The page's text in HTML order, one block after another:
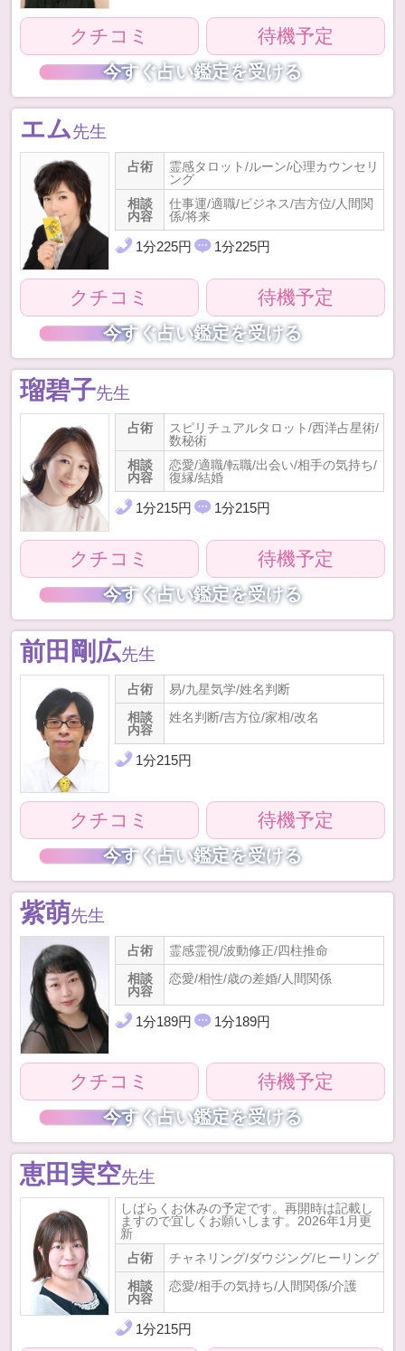
クチコミ 待機予定
今すぐ占い鑑定を受ける
エム先生
占術
霊感タロット/ルーン/心理カウンセリ
ング
相談
内容
仕事運/適職/ビジネス/吉方位/人間関
係/将来
1分225円 1分225円
クチコミ 待機予定
今すぐ占い鑑定を受ける
瑠碧子先生
占術
スピリチュアルタロット/西洋占星術/
数秘術
相談
内容
恋愛/適職/転職/出会い/相手の気持ち/
復縁/結婚
1分215円 1分215円
クチコミ 待機予定
今すぐ占い鑑定を受ける
前田剛広先生
占術
易/九星気学/姓名判断
相談
内容
姓名判断/吉方位/家相/改名
1分215円
クチコミ 待機予定
今すぐ占い鑑定を受ける
紫萌先生
占術
霊感霊視/波動修正/四柱推命
相談
内容
恋愛/相性/歳の差婚/人間関係
1分189円 1分189円
クチコミ 待機予定
今すぐ占い鑑定を受ける
恵田実空先生
しばらくお休みの予定です。再開時は記載し
ますので宜しくお願いします。2026年1月更
新
占術
チャネリング/ダウジング/ヒーリング
相談
内容
恋愛/相手の気持ち/人間関係/介護
1分215円